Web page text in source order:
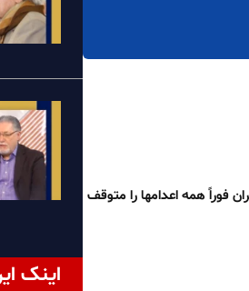
فوراً همه اعدامها را متوقف
اینک